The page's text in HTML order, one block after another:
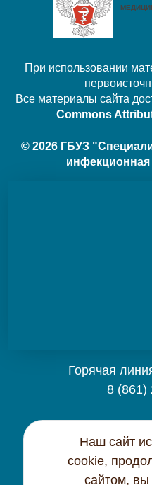
При использовании
Все материалы сайта
Commons
© 2026 ГБУЗ
Горячая
8 (861)
Наш сайт
cookie,
сайтом, вы